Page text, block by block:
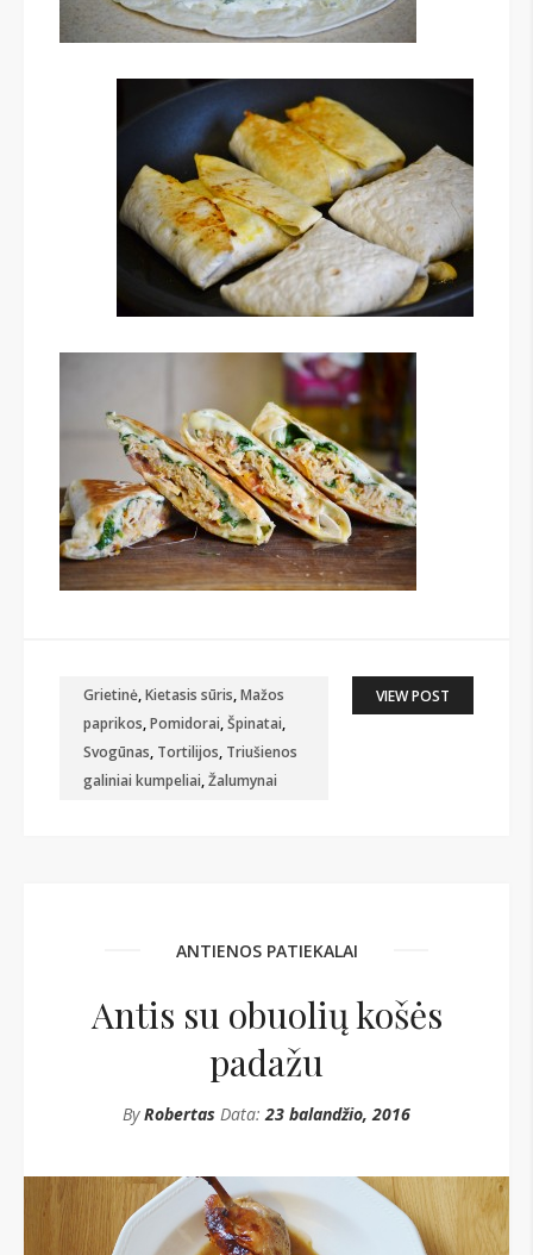
Grietinė,Kietasis sūris,Mažos
paprikos,Pomidorai,Špinatai,
Svogūnas, Tortilijos, Triušienos
galiniai kumpeliai,Žalumynai
VIEW POST
ANTIENOS PATIEKALAI
Antis su obuolių košės
padažu
ByRobertas Data:23 balandžio, 2016